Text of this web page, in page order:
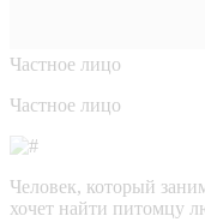
Частное лицо
Частное лицо
Человек, который
хочет найти питомцу